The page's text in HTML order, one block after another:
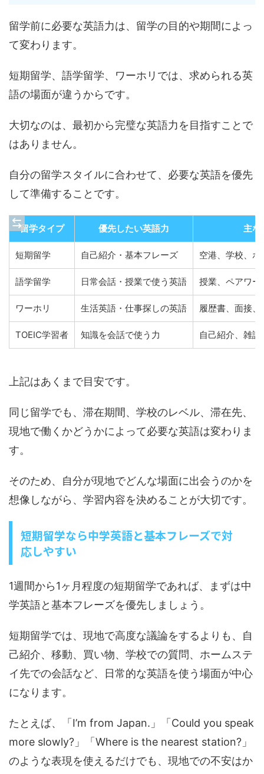
留学前に必要な英語力は、留学の目的や期間によっ
て変わります。
短期留学、語学留学、ワーホリでは、求められる英
語の場面が違うからです。
大切なのは、最初から完璧な英語力を目指すことで
はありません。
自分の留学スタイルに合わせて、必要な英語を優先
して準備することです。
留学タイプ 優先したい英語力 主な
短期留学 自己紹介・基本フレーズ 空港、学校、
語学留学 日常会話・授業で使う英語 授業、ペアワ
ワーホリ 生活英語・仕事探しの英語 履歴書、面接
TOEIC学習者 知識を会話で使う力 自己紹介、雑
上記はあくまで目安です。
同じ留学でも、滞在期間、学校のレベル、滞在先、
現地で働くかどうかによって必要な英語は変わりま
す。
そのため、自分が現地でどんな場面に出会うのかを
想像しながら、学習内容を決めることが大切です。
短期留学なら中学英語と基本フレーズで対
応しやすい
1週間から1ヶ月程度の短期留学であれば、まずは中
学英語と基本フレーズを優先しましょう。
短期留学では、現地で高度な議論をするよりも、自
己紹介、移動、買い物、学校での質問、ホームステ
イ先での会話など、日常的な英語を使う場面が中心
になります。
たとえば、「I’m from Japan.」「Could you speak
more slowly?」「Where is the nearest station?」
のような表現を使えるだけでも、現地での不安はか